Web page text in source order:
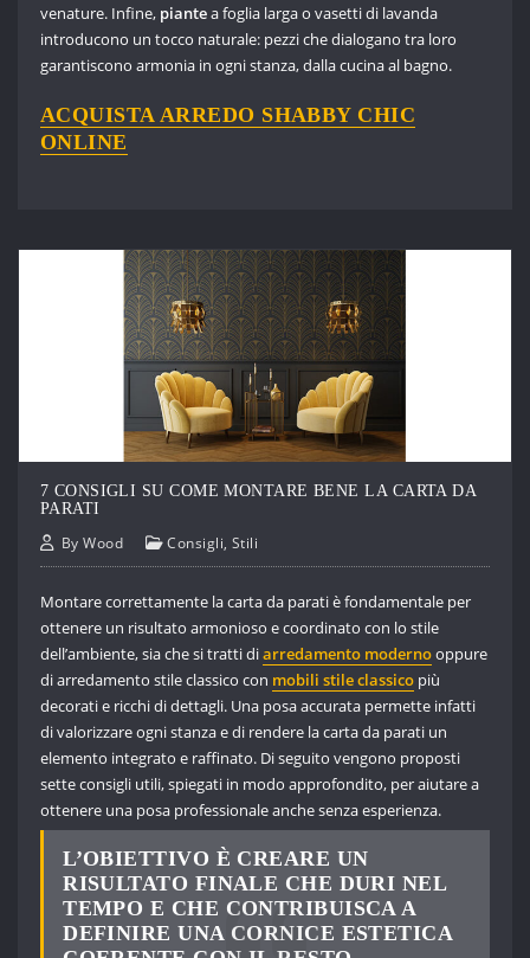
venature. Infine, piantea foglia larga o vasetti di lavanda
introducono un tocco naturale: pezzi che dialogano tra loro
garantiscono armonia in ogni stanza, dalla cucina al bagno.
ACQUISTA ARREDO SHABBY CHIC
ONLINE
7 CONSIGLI SU COME MONTARE BENE LA CARTA DA
PARATI
ByWood Consigli, Stili
Montare correttamente la carta da parati è fondamentale per
ottenere un risultato armonioso e coordinato con lo stile
dell’ambiente, sia che si tratti diarredamento modernooppure
di arredamento stile classico con mobili stile classicopiù
decorati e ricchi di dettagli. Una posa accurata permette infatti
di valorizzare ogni stanza e di rendere la carta da parati un
elemento integrato e raffinato. Di seguito vengono proposti
sette consigli utili, spiegati in modo approfondito, per aiutare a
ottenere una posa professionale anche senza esperienza.
L’OBIETTIVO È CREARE UN
RISULTATO FINALE CHE DURI NEL
TEMPO E CHE CONTRIBUISCA A
DEFINIRE UNA CORNICE ESTETICA